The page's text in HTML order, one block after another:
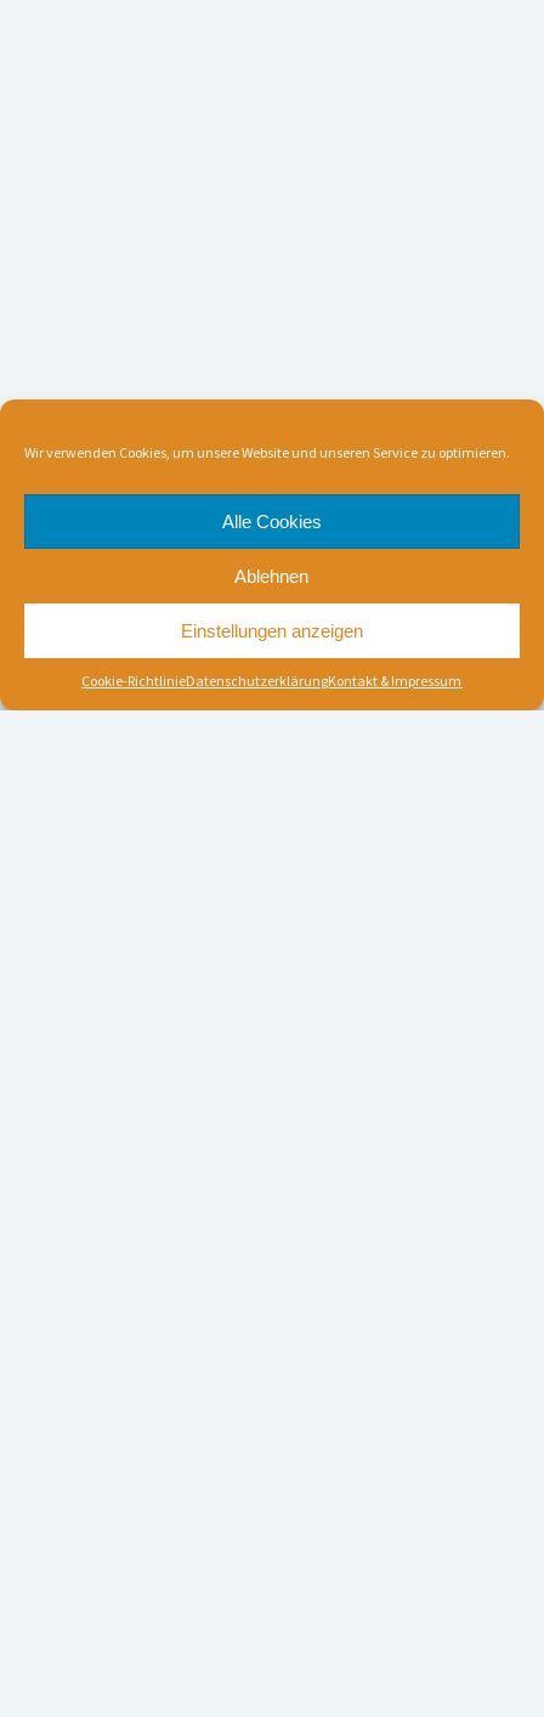
Wir verwenden Cookies, um unsere Website und unseren Service zu optimieren.
Alle Cookies
Ablehnen
Einstellungen anzeigen
Cookie-RichtlinieDatenschutzerklärungKontakt & Impressum